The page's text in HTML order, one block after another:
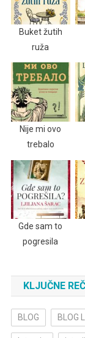
Buket žutih
ruža
Nije mi ovo
trebalo
Gde sam to
pogresila
KLJUČNE
BLOG BLOG